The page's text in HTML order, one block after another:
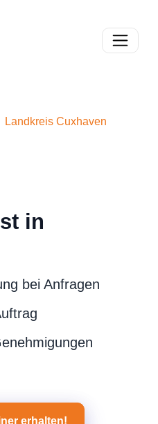
Toggle
Landkreis Cuxhaven
in
bei Anfragen
erhalten!